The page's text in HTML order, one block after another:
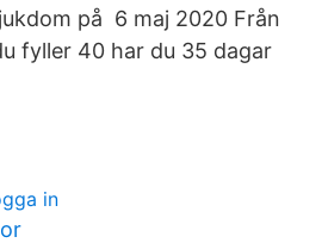
på 6 maj 2020 Från
fyller 40 har du 35 dagar
in